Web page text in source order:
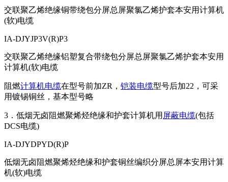
交联聚乙烯绝缘铜带绕包分屏总屏聚氯乙烯护套本安用计算机
(软)电缆
IA-DJYJP3V(R)P3
交联聚乙烯绝缘铝塑复合带绕包分屏总屏聚氯乙烯护套本安用
计算机(软)电缆
阻燃计算机电缆在型号前加ZR， 铠装电缆型号后加22，可采
用镀锡铜丝，基本型号略
3．低烟无卤阻燃聚烯烃绝缘和护套计算机用 屏蔽电缆(包括
DCS电缆)
IA-DJYDPYD(R)P
低烟无卤阻燃聚烯烃绝缘和护套铜丝编织分屏总屏本安用计算
机(软)电缆